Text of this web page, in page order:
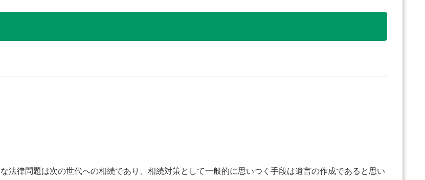
律問題は次の世代への相続であり、相続対策として一般的に思いつく手段は遺言の作成であると思い